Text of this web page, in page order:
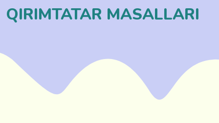
QIRIMTATAR MASALLARI